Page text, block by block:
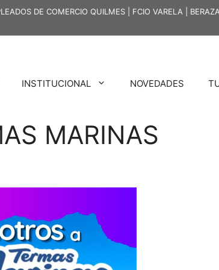
DE COMERCIO QUILMES | FCIO VARELA |
INSTITUCIONAL NOVEDADES
MARINAS